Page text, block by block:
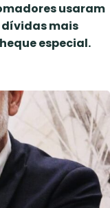
usaram
mais
especial.